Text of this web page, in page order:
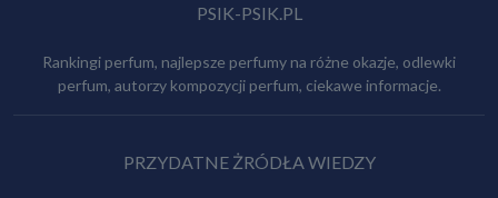
PSIK-PSIK.PL
Rankingi perfum, najlepsze perfumy na różne okazje, odlewki
perfum, autorzy kompozycji perfum, ciekawe informacje.
PRZYDATNE ŻRÓDŁA WIEDZY